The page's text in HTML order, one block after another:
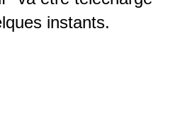
instants.